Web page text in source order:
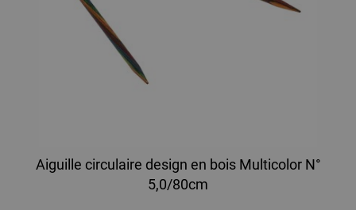
Aiguille circulaire design en bois Multicolor N°
5,0/80cm